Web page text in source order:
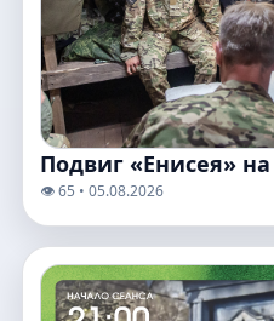
Подвиг «Енисея»
👁️ 65 • 05.08.2026